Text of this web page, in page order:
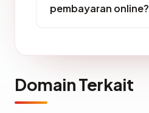
pembayaran online?
Domain Terkait